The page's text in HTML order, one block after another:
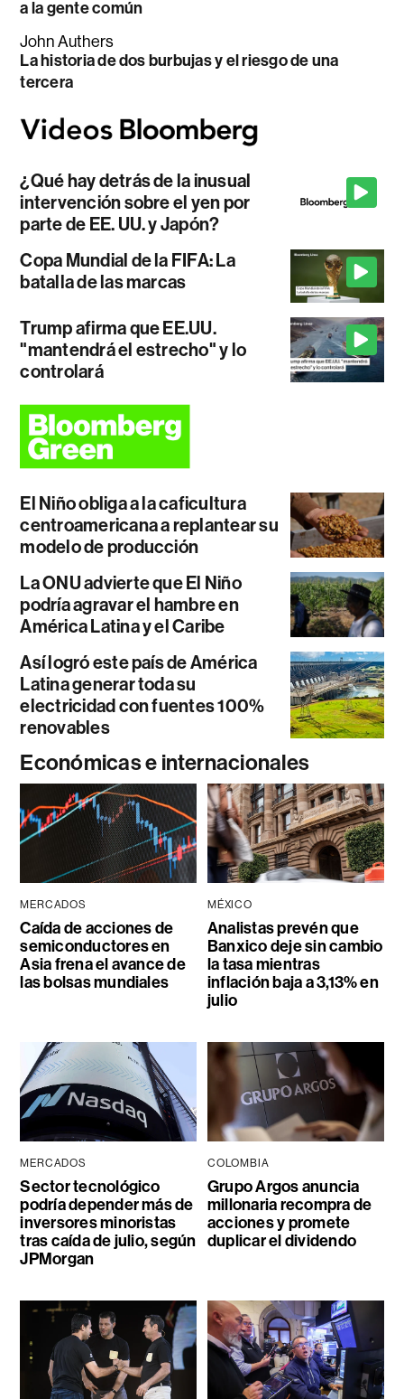
a la gente común
John Authers
La historia de dos burbujas y el riesgo de una
tercera
¿Qué hay detrás de la inusual
intervención sobre el yen por
parte de EE. UU. y Japón?
Copa Mundial de la FIFA: La
batalla de las marcas
Trump afirma que EE.UU.
"mantendrá el estrecho" y lo
controlará
El Niño obliga a la caficultura
centroamericana a replantear su
modelo de producción
La ONU advierte que El Niño
podría agravar el hambre en
América Latina y el Caribe
Así logró este país de América
Latina generar toda su
electricidad con fuentes 100%
renovables
Económicas e internacionales
MERCADOS
Caída de acciones de
semiconductores en
Asia frena el avance de
las bolsas mundiales
MÉXICO
Analistas prevén que
Banxico deje sin cambio
la tasa mientras
inflación baja a 3,13% en
julio
MERCADOS
Sector tecnológico
podría depender más de
inversores minoristas
tras caída de julio, según
JPMorgan
COLOMBIA
Grupo Argos anuncia
millonaria recompra de
acciones y promete
duplicar el dividendo